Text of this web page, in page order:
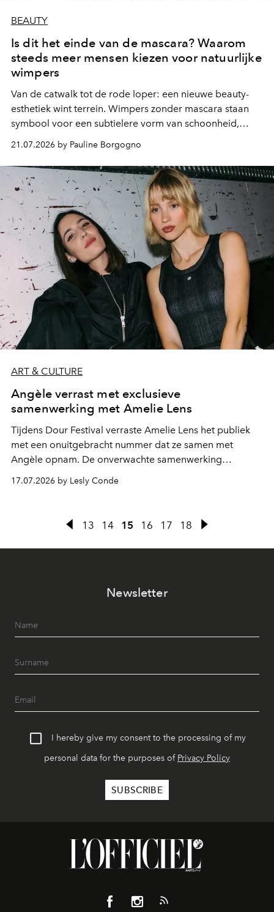
BEAUTY
Is dit het einde van de mascara? Waarom
steeds meer mensen kiezen voor natuurlijke
wimpers
Van de catwalk tot de rode loper: een nieuwe beauty-
esthetiek wint terrein. Wimpers zonder mascara staan
symbool voor een subtielere vorm van schoonheid,
waarin zelfvertrouwen belangrijker is dan een overvloed
aan make-up.
21.07.2026 by Pauline Borgogno
ART & CULTURE
Angèle verrast met exclusieve
samenwerking met Amelie Lens
Tijdens Dour Festival verraste Amelie Lens het publiek
met een onuitgebracht nummer dat ze samen met
Angèle opnam. De onverwachte samenwerking
bevestigt de elektronische koers die de Belgische
zangeres de voorbije maanden steeds nadrukkelijker
17.07.2026 by Lesly Conde
13 14 15 16 17 18
Newsletter
I hereby give my consent to the processing of my
personal data for the purposes of Privacy Policy